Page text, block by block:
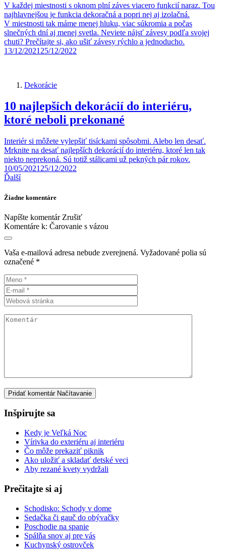
V každej miestnosti s oknom plní záves viacero funkcií naraz. Tou
najhlavnejšou je funkcia dekoračná a popri nej aj izolačná.
V miestnosti tak máme menej hluku, viac súkromia a počas
slnečných dní aj menej svetla. Neviete nájsť závesy podľa svojej
chuti? Prečítajte si, ako ušiť závesy rýchlo a jednoducho.
13/12/2021 25/12/2022
Dekorácie
10 najlepších dekorácií do interiéru,
ktoré neboli prekonané
Interiér si môžete vylepšiť tisíckami spôsobmi. Alebo len desať.
Mrknite na desať najlepších dekorácií do interiéru, ktoré len tak
niekto neprekoná. Sú totiž stálicami už pekných pár rokov.
10/05/2021 25/12/2022
Ďalší
Žiadne komentáre
Napíšte komentár Zrušiť
Komentáre k: Čarovanie s vázou
Vaša e-mailová adresa nebude zverejnená. Vyžadované polia sú
označené *
Pridať komentár Načítavanie
Inšpirujte sa
Kedy je Veľká Noc
Vírivka do exteriéru aj interiéru
Čo môže prekaziť piknik
Ako uložiť a skladať detské veci
Aby rezané kvety vydržali
Prečitajte si aj
Schodisko: Schody v dome
Sedačka či gauč do obývačky
Poschodie na spanie
Spálňa snov aj pre vás
Kuchynský ostrovček